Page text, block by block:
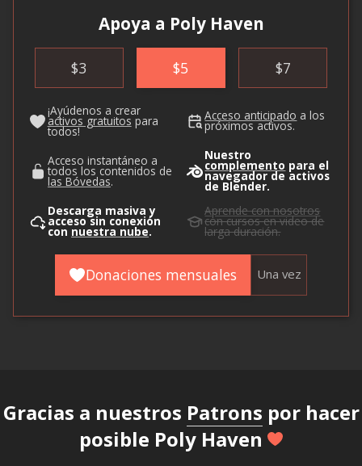
Apoya a Poly Haven
$3 $5 $7
¡Ayúdenos a crear
activos gratuitos para
todos!
Acceso anticipado a los
próximos activos.
Acceso instantáneo a
todos los contenidos de
las Bóvedas.
Nuestro
complemento para el
navegador de activos
de Blender.
Descarga masiva y
acceso sin conexión
con nuestra nube.
Aprende con nosotros
con cursos en video de
larga duración.
Donaciones mensuales Una vez
Gracias a nuestros Patrons por hacer
posible Poly Haven